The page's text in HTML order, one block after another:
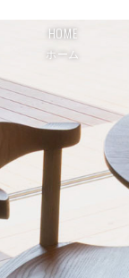
HOME
ホーム